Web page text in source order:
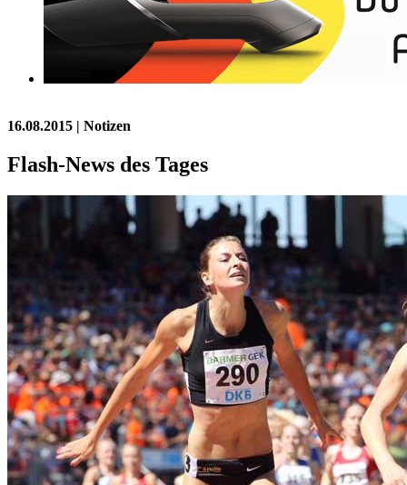
16.08.2015 | Notizen
Flash-News des Tages